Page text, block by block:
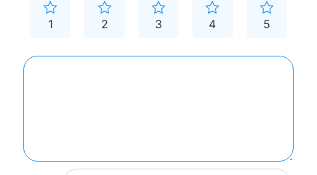
1 2 3 4 5